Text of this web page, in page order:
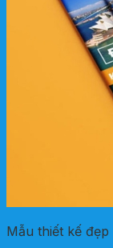
Mẫu thiết kế đẹp